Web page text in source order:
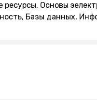
Основы
Базы данных,